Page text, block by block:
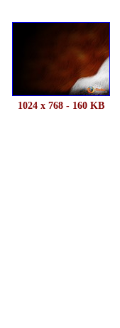
1024 x 768 - 160 KB